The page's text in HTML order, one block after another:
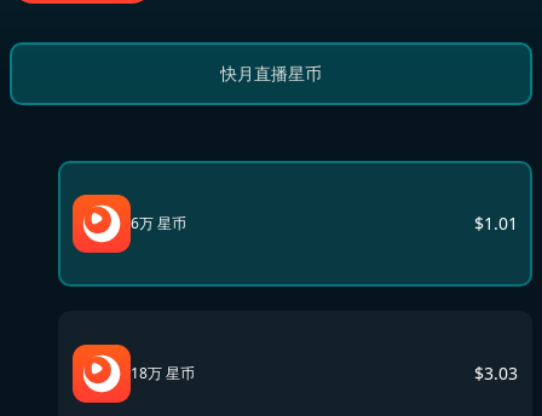
快月直播星币
6万 星币 $1.01
18万 星币 $3.03